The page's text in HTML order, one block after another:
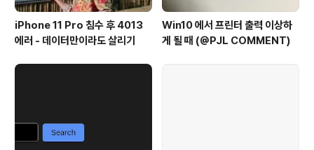
iPhone 11 Pro 침수 후 4013
에러 - 데이터만이라도 살리기
Win10 에서 프린터 출력 이상하
게 될 때 (@PJL COMMENT)